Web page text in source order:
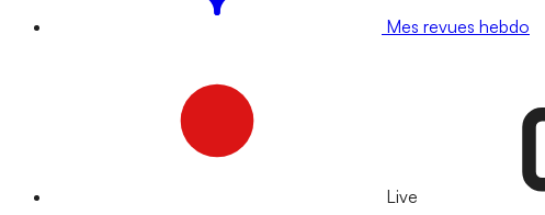
Mes revues hebdo
Live